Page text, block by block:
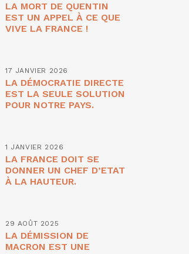
LA MORT DE QUENTIN
EST UN APPEL À CE QUE
VIVE LA FRANCE !
17 JANVIER 2026
LA DÉMOCRATIE DIRECTE
EST LA SEULE SOLUTION
POUR NOTRE PAYS.
1 JANVIER 2026
LA FRANCE DOIT SE
DONNER UN CHEF D’ETAT
À LA HAUTEUR.
29 AOÛT 2025
LA DÉMISSION DE
MACRON EST UNE